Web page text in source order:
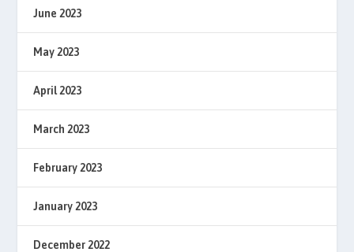
June 2023
May 2023
April 2023
March 2023
February 2023
January 2023
December 2022